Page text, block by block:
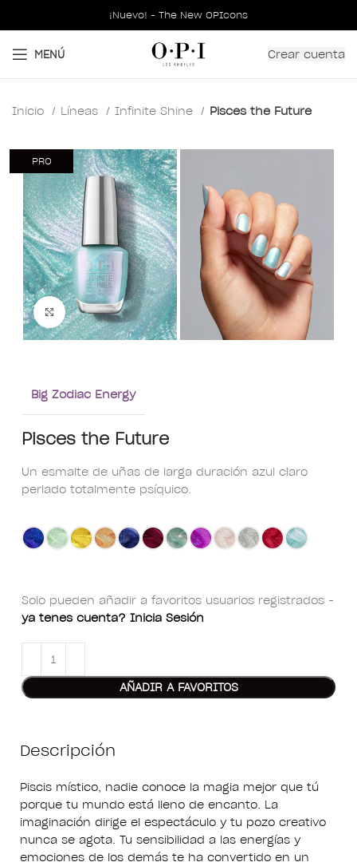
¡Nuevo! - The New OPIcons
MENÚ Crear cuenta
Inicio Líneas Infinite Shine Pisces the Future
Clic para ampliar
PRO
Big Zodiac Energy
Pisces the Future
Un esmalte de uñas de larga duración azul claro
perlado totalmente psíquico.
Solo pueden añadir a favoritos usuarios registrados -
ya tenes cuenta? Inicia Sesión
AÑADIR A FAVORITOS
Descripción
Piscis místico, nadie conoce la magia mejor que tú
porque tu mundo está lleno de encanto. La
imaginación dirige el espectáculo y tu pozo creativo
nunca se agota. Tu sensibilidad a las energías y
emociones de los demás te ha convertido en un